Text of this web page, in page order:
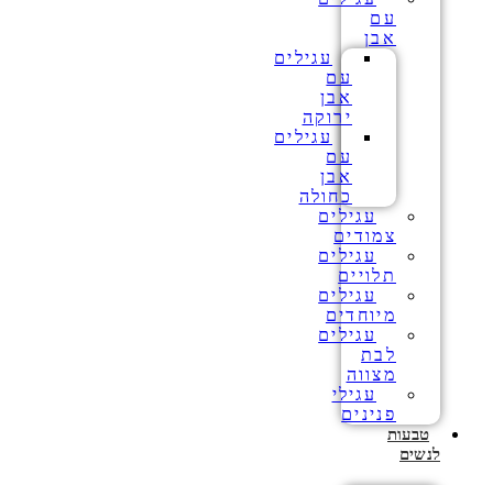
עם
אבן
עגילים
עם
אבן
ירוקה
עגילים
עם
אבן
כחולה
עגילים
צמודים
עגילים
תלויים
עגילים
מיוחדים
עגילים
לבת
מצווה
עגילי
פנינים
טבעות
לנשים